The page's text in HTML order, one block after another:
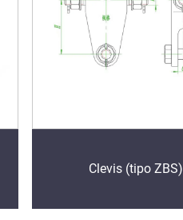
Clevis (tipo ZBS)